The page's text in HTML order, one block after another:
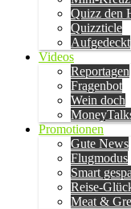
Quizz den
Quizzticle
Aufgedeckt
Videos
Reportagen
Fragenbot
Wein doch
Promotionen
Gute News
Flugmodus
Smart
Reise-
Meat &